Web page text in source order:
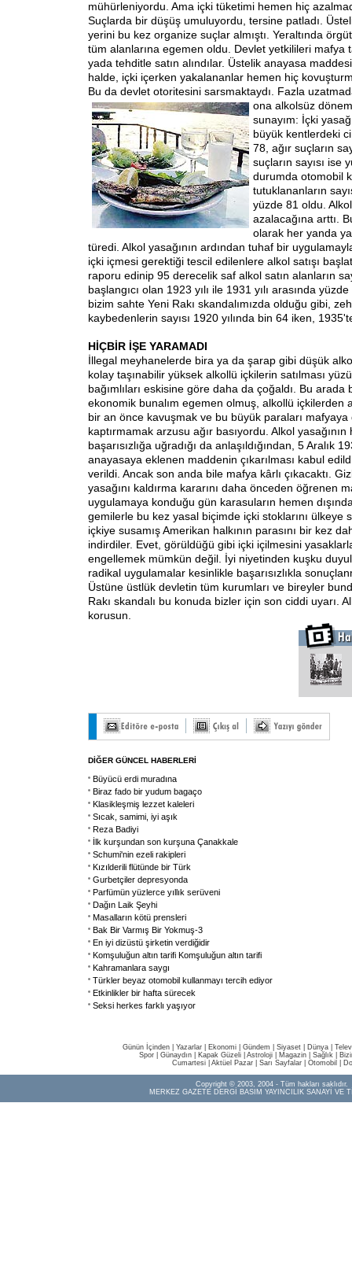
mühürleniyordu. Ama içki tüketimi hemen hiç
Suçlarda bir düşüş umuluyordu, tersine patladı.
yerini bu kez organize suçlar almıştı. Yeraltında
tüm alanlarına egemen oldu. Devlet yetkilileri mafya
yada tehditle satın alındılar. Üstelik anayasa
halde, içki içerken yakalananlar hemen hiç
Bu da devlet otoritesini sarsmaktaydı. Fazla
ona alkolsüz
sunayım: İçki
büyük kentlerdeki
78, ağır suçların
suçların sayısı ise
durumda otomobil
tutuklananların
yüzde 81 oldu.
azalacağına arttı.
olarak her yanda
türedi. Alkol yasağının ardından tuhaf bir
içki içmesi gerektiği tescil edilenlere alkol satışı
raporu edinip 95 derecelik saf alkol satın alanların
başlangıcı olan 1923 yılı ile 1931 yılı arasında
bizim sahte Yeni Rakı skandalımızda olduğu gibi,
kaybedenlerin sayısı 1920 yılında bin 64 iken,
HİÇBİR İŞE YARAMADI
İllegal meyhanelerde bira ya da şarap gibi düşük
kolay taşınabilir yüksek alkollü içkilerin satılması
bağımlıları eskisine göre daha da çoğaldı. Bu arada
ekonomik bunalım egemen olmuş, alkollü içkilerden
bir an önce kavuşmak ve bu büyük paraları mafyaya
kaptırmamak arzusu ağır basıyordu. Alkol
başarısızlığa uğradığı da anlaşıldığından, 5 Aralık
anayasaya eklenen maddenin çıkarılması kabul
verildi. Ancak son anda bile mafya kârlı çıkacaktı.
yasağını kaldırma kararını daha önceden öğrenen
uygulamaya konduğu gün karasuların hemen
gemilerle bu kez yasal biçimde içki stoklarını ülkeye
içkiye susamış Amerikan halkının parasını bir kez
indirdiler. Evet, görüldüğü gibi içki içilmesini
engellemek mümkün değil. İyi niyetinden kuşku
radikal uygulamalar kesinlikle başarısızlıkla
Üstüne üstlük devletin tüm kurumları ve bireyler
Rakı skandalı bu konuda bizler için son ciddi uyarı.
korusun.
DİĞER GÜNCEL HABERLERİ
Büyücü erdi muradına
Biraz fado bir yudum bagaço
Klasikleşmiş lezzet kaleleri
Sıcak, samimi, iyi aşık
Reza Badiyi
İlk kurşundan son kurşuna Çanakkale
Schumi'nin ezeli rakipleri
Kızılderili flütünde bir Türk
Gurbetçiler depresyonda
Parfümün yüzlerce yıllık serüveni
Dağın Laik Şeyhi
Masalların kötü prensleri
Bak Bir Varmış Bir Yokmuş-3
En iyi dizüstü şirketin verdiğidir
Komşuluğun altın tarifi Komşuluğun altın tarifi
Kahramanlara saygı
Türkler beyaz otomobil kullanmayı tercih ediyor
Etkinlikler bir hafta sürecek
Seksi herkes farklı yaşıyor
Günün İçinden Yazarlar Ekonomi Gündem Siyaset Dünya |
Spor
Günaydın Kapak Güzeli Astroloji Magazin Sağlık
Cumartesi| Aktüel Pazar| Sarı Sayfalar| Otomobil
Copyright © 2003, 2004 - Tüm hakları saklıdır.
MERKEZ GAZETE DERGİ BASIM YAYINCILIK SANAYİ VE